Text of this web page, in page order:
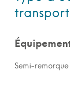
transport
Semi-remorque